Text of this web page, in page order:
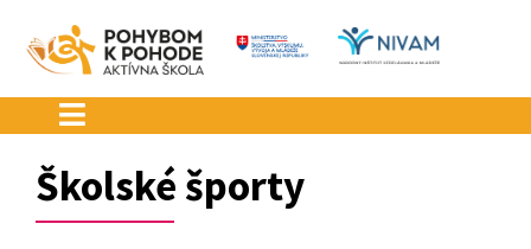
Preskočiť
na
obsah
Školské športy